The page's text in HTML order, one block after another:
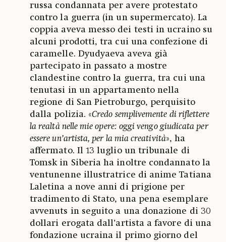
russa condannata per avere protestato
contro la guerra (in un supermercato). La
coppia aveva messo dei testi in ucraino su
alcuni prodotti, tra cui una confezione di
caramelle. Dyudyaeva aveva già
partecipato in passato a mostre
clandestine contro la guerra, tra cui una
tenutasi in un appartamento nella
regione di San Pietroburgo, perquisito
dalla polizia. «Credo semplivemente di riflettere
la realtà nelle mie opere: oggi vengo giudicata per
essere un’artista, per la mia creatività», ha
affermato. Il 13 luglio un tribunale di
Tomsk in Siberia ha inoltre condannato la
ventunenne illustratrice di anime Tatiana
Laletina a nove anni di prigione per
tradimento di Stato, una pena esemplare
avvenuts in seguito a una donazione di 30
dollari erogata dall’artista a favore di una
fondazione ucraina il primo giorno del